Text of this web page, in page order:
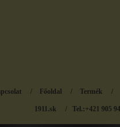
/ Főoldal / Termék /
1911.sk / Tel.:+421 905